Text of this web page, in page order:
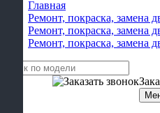
Главная
Ремонт, покраска, замена
Ремонт, покраска, замена
Ремонт, покраска, замена